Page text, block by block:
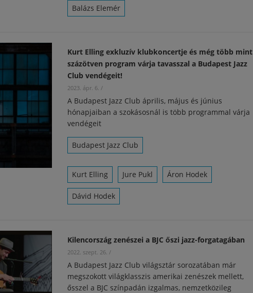
Balázs Elemér
Kurt Elling exkluzív klubkoncertje és még több mint
százötven program várja tavasszal a Budapest Jazz
Club vendégeit!
2023. ápr. 6. /
A Budapest Jazz Club április, május és június
hónapjaiban a szokásosnál is több programmal várja
vendégeit
Budapest Jazz Club
Kurt Elling Jure Pukl Áron Hodek
Dávid Hodek
Kilencország zenészei a BJC őszi jazz-forgatagában
2022. szept. 26. /
A Budapest Jazz Club világsztár sorozatában már
megszokott világklasszis amerikai zenészek mellett,
ősszel a BJC színpadán izgalmas, nemzetközileg